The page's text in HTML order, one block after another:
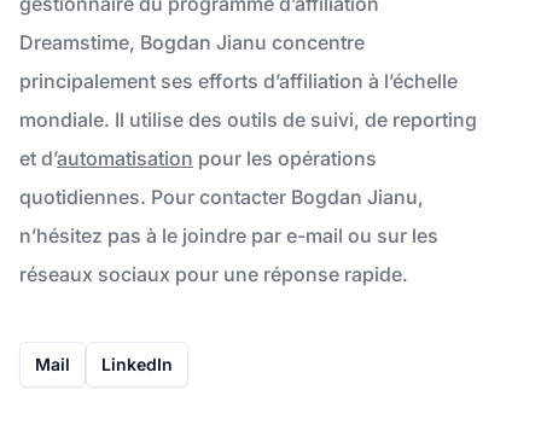
Dreamstime, Bogdan Jianu concentre
principalement ses efforts d’affiliation à l’échelle
mondiale. Il utilise des outils de suivi, de reporting
et d’automatisation pour les opérations
quotidiennes. Pour contacter Bogdan Jianu,
n’hésitez pas à le joindre par e-mail ou sur les
réseaux sociaux pour une réponse rapide.
Mail LinkedIn